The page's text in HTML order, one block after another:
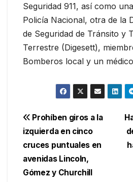
Seguridad 911, así como
Policía Nacional, otra de la
de Seguridad de Tránsito y
Terrestre (Digesett),
Bomberos local y un
Navegación
de
entradas
Prohíben giros a la
izquierda en cinco
cruces puntuales en
avenidas Lincoln,
Gómez y Churchill